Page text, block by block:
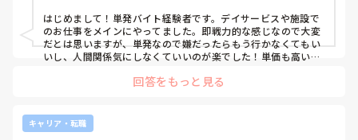
はじめまして！単発バイト経験者です。デイサービスや施設で
のお仕事をメインにやってました。即戦力的な感じなので大変
だとは思いますが、単発なので嫌だったらもう行かなくてもい
いし、人間関係気にしなくていいのが楽でした！単価も高いで
にちに空きがあるか分からないのでそこは難点ですかね。
回答をもっと見る
キャリア・転職